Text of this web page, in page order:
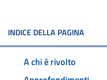
INDICE DELLA PAGINA
A chi è rivolto